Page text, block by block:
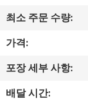
관
한
최소 주문 수량:
가격:
포장 세부 사항:
배달 시간: